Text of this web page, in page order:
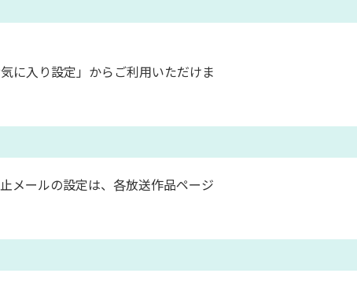
に入り設定」からご利用いただけま
メールの設定は、各放送作品ページ